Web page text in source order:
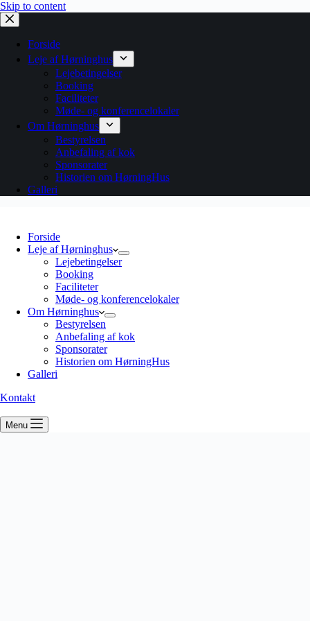
Skip to content
Forside
Leje af Hørninghus
Lejebetingelser
Booking
Faciliteter
Møde- og konferencelokaler
Om Hørninghus
Bestyrelsen
Anbefaling af kok
Sponsorater
Historien om HørningHus
Galleri
Forside
Leje af Hørninghus
Lejebetingelser
Booking
Faciliteter
Møde- og konferencelokaler
Om Hørninghus
Bestyrelsen
Anbefaling af kok
Sponsorater
Historien om HørningHus
Galleri
Kontakt
Menu